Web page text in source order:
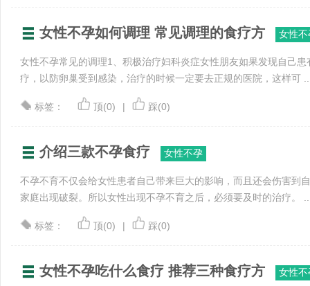
女性不孕如何调理 常见调理的食疗方 女性不
女性不孕常见的调理1、积极治疗妇科炎症女性朋友如果发现自己
疗，以防卵巢受到感染，治疗的时候一定要去正规的医院，这样可
标签： 顶(0) | 踩(0)
介绍三款不孕食疗 女性不孕
不孕不育不仅会给女性患者自己带来巨大的影响，而且还会伤害到
家庭出现破裂。所以女性出现不孕不育之后，必须要及时的治疗。
标签： 顶(0) | 踩(0)
女性不孕吃什么食疗 推荐三种食疗方 女性不